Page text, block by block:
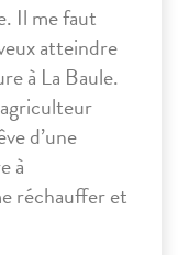
Il me faut
atteindre
à La Baule.
d’une
à
réchauffer et